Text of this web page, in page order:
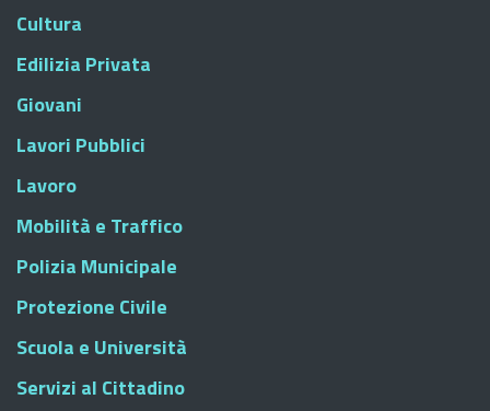
Cultura
Edilizia Privata
Giovani
Lavori Pubblici
Lavoro
Mobilità e Traffico
Polizia Municipale
Protezione Civile
Scuola e Università
Servizi al Cittadino